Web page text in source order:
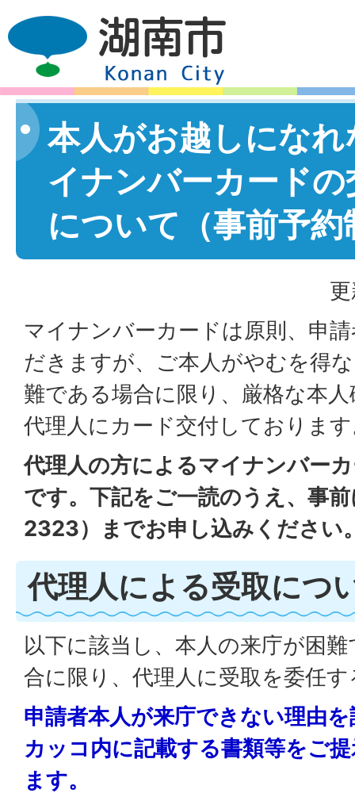
本人がお越しにな
イナンバーカード
について（事前予約
マイナンバーカードは原則、申
だきますが、ご本人がやむを得
難である場合に限り、厳格な本
代理人にカード交付しておりま
代理人の方によるマイナンバー
です。下記をご一読のうえ、事
2323）までお申し込みください
代理人による受取につ
以下に該当し、本人の来庁が困
合に限り、代理人に受取を委任
申請者本人が来庁できない理由
カッコ内に記載する書類等をご
ます。